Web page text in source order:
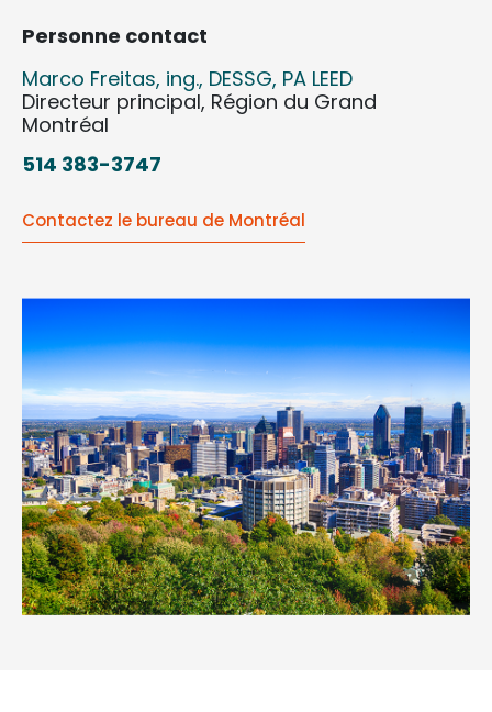
Personne contact
Marco Freitas, ing., DESSG, PA LEED
Directeur principal, Région du Grand
Montréal
514 383-3747
Contactez le bureau de Montréal